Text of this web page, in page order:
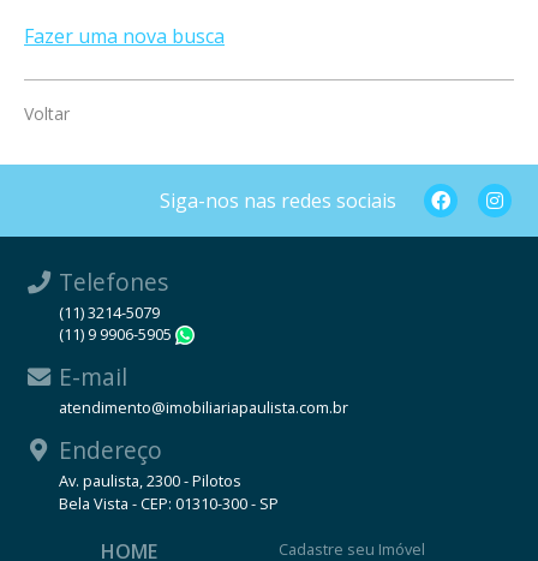
Fazer uma nova busca
Voltar
Siga-nos nas redes sociais
Telefones
(11) 3214-5079
(11) 9 9906-5905
E-mail
atendimento@imobiliariapaulista.com.br
Endereço
Av. paulista, 2300 - Pilotos
Bela Vista - CEP: 01310-300 - SP
HOME Cadastre seu Imóvel